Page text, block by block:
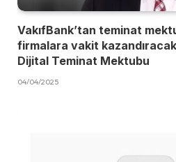
VakıfBank’tan teminat
firmalara vakit
Dijital Teminat Mektubu
04/04/2025